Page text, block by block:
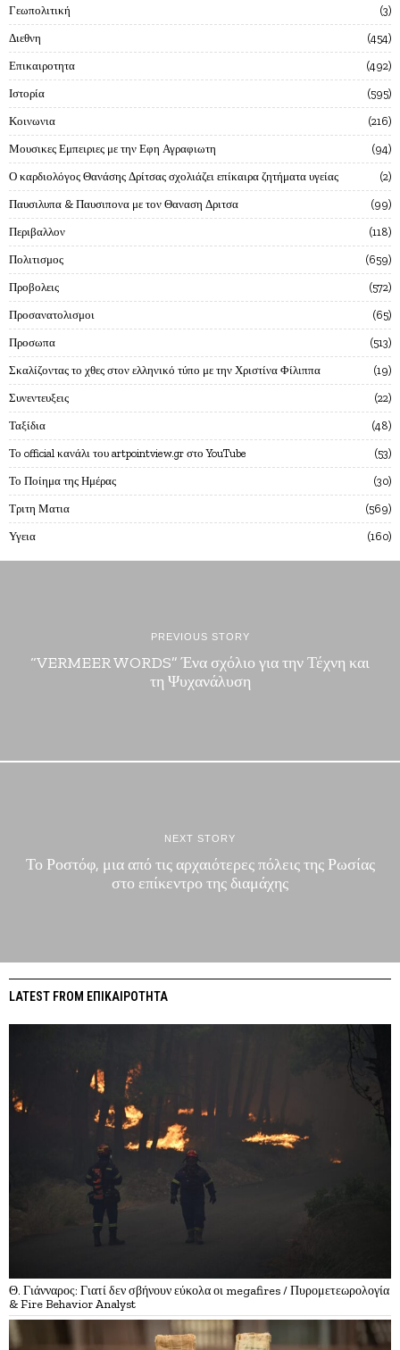
Γεωπολιτική 3
Διεθνη 454
Επικαιροτητα 492
Ιστορία 595
Κοινωνια 216
Μουσικες Εμπειριες με την Εφη Αγραφιωτη 94
Ο καρδιολόγος Θανάσης Δρίτσας σχολιάζει επίκαιρα ζητήματα υγείας 2
Παυσιλυπα & Παυσιπονα με τον Θαναση Δριτσα 99
Περιβαλλον 118
Πολιτισμος 659
Προβολεις 572
Προσανατολισμοι 65
Προσωπα 513
Σκαλίζοντας το χθες στον ελληνικό τύπο με την Χριστίνα Φίλιππα 19
Συνεντευξεις 22
Ταξίδια 48
Το official κανάλι του artpointview.gr στο YouTube 53
Το Ποίημα της Ημέρας 30
Τριτη Ματια 569
Υγεια 160
PREVIOUS STORY
“VERMEER WORDS” Ένα σχόλιο για την Τέχνη και
τη Ψυχανάλυση
NEXT STORY
Το Ροστόφ, μια από τις αρχαιότερες πόλεις της Ρωσίας
στο επίκεντρο της διαμάχης
LATEST FROM ΕΠΙΚΑΙΡΟΤΗΤΑ
Θ. Γιάνναρος: Γιατί δεν σβήνουν εύκολα οι megafires / Πυρομετεωρολογία
& Fire Behavior Analyst